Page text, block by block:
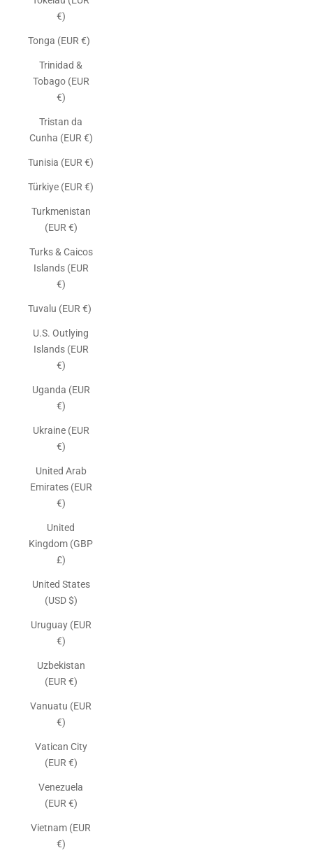
€)
Tonga (EUR €)
Trinidad &
Tobago (EUR
€)
Tristan da
Cunha (EUR €)
Tunisia (EUR €)
Türkiye (EUR €)
Turkmenistan
(EUR €)
Turks & Caicos
Islands (EUR
€)
Tuvalu (EUR €)
U.S. Outlying
Islands (EUR
€)
Uganda (EUR
€)
Ukraine (EUR
€)
United Arab
Emirates (EUR
€)
United
Kingdom (GBP
£)
United States
(USD $)
Uruguay (EUR
€)
Uzbekistan
(EUR €)
Vanuatu (EUR
€)
Vatican City
(EUR €)
Venezuela
(EUR €)
Vietnam (EUR
€)